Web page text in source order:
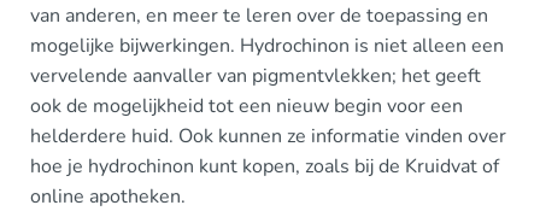
van anderen, en meer te leren over de toepassing en
mogelijke bijwerkingen. Hydrochinon is niet alleen een
vervelende aanvaller van pigmentvlekken; het geeft
ook de mogelijkheid tot een nieuw begin voor een
helderdere huid. Ook kunnen ze informatie vinden over
hoe je hydrochinon kunt kopen, zoals bij de Kruidvat of
online apotheken.